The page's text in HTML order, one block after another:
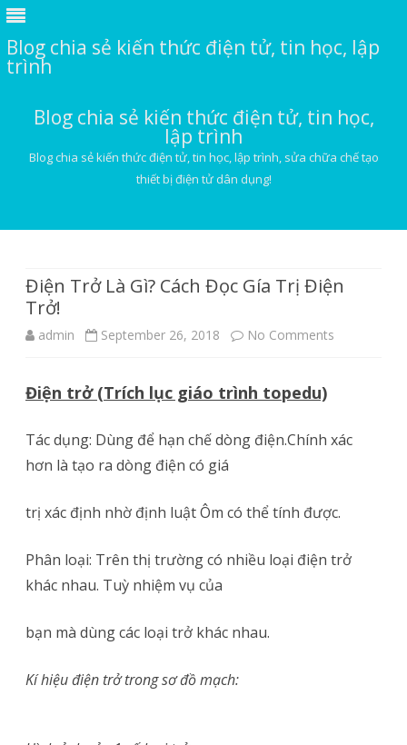
Blog chia sẻ kiến thức điện tử, tin học, lập
trình
Blog chia sẻ kiến thức điện tử, tin học,
lập trình
Blog chia sẻ kiến thức điện tử, tin học, lập trình, sửa chữa chế tạo
thiết bị điện tử dân dụng!
Điện Trở Là Gì? Cách Đọc Gía Trị Điện
Trở!
admin September 26, 2018 No Comments
Gía
Điện trở (Trích lục giáo trình topedu)
Tác dụng: Dùng để hạn chế dòng điện.Chính xác
hơn là tạo ra dòng điện có giá
trị xác định nhờ định luật Ôm có thể tính được.
Phân loại: Trên thị trường có nhiều loại điện trở
khác nhau. Tuỳ nhiệm vụ của
bạn mà dùng các loại trở khác nhau.
Kí hiệu điện trở trong sơ đồ mạch: